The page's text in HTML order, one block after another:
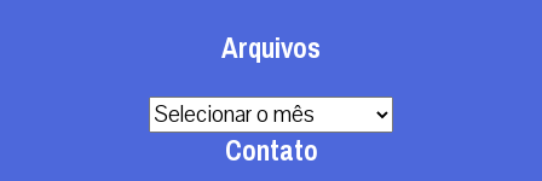
Arquivos
Arquivos
Contato